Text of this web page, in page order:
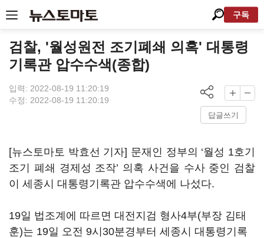
구독
검찰, '월성원전 조기폐쇄 의혹' 대통령
기록관 압수수색(종합)
입력: 2022-08-19 11:20:19
수정: 2022-08-19 11:20:19
답글쓰기
[뉴스토마토 박효선 기자] 문재인 정부의 ‘월성 1호기
조기 폐쇄 경제성 조작’ 의혹 사건을 수사 중인 검찰
이 세종시 대통령기록관 압수수색에 나섰다.
19일 법조계에 따르면 대전지검 형사4부(부장 김태
훈)는 19일 오전 9시30분경부터 세종시 대통령기록